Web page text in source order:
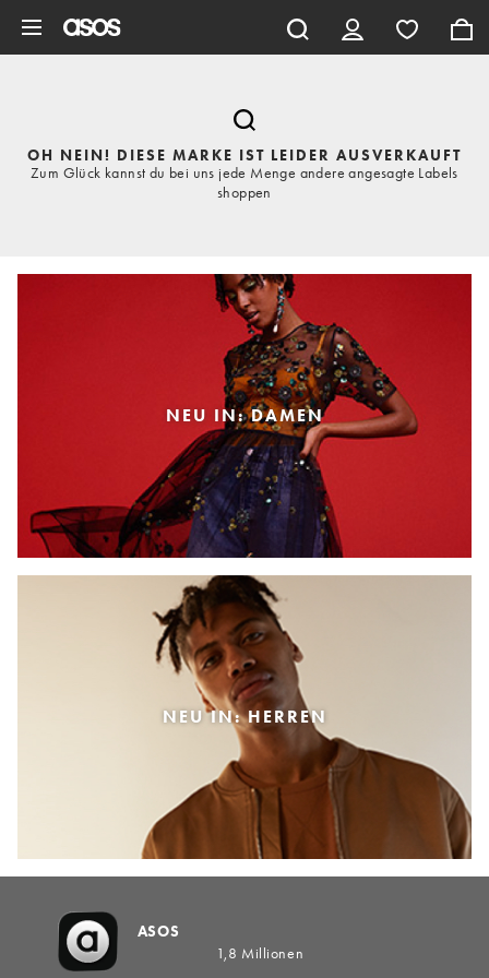
OH NEIN! DIESE MARKE IST LEIDER AUSVERKAUFT
Zum Glück kannst du bei uns jede Menge andere angesagte Labels
shoppen
NEU IN: DAMEN
NEU IN: HERREN
ASOS
1,8 Millionen